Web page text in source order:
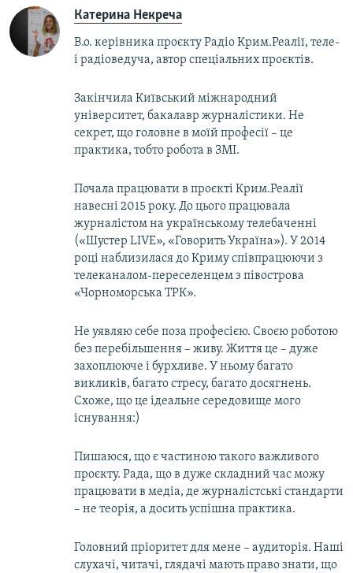
Катерина Некреча
В.о. керівника проєкту Радіо Крим.Реалії, теле-
і радіоведуча, автор спеціальних проєктів.
Закінчила Київський міжнародний
університет, бакалавр журналістики. Не
секрет, що головне в моїй професії – це
практика, тобто робота в ЗМІ.
Почала працювати в проєкті Крим.Реалії
навесні 2015 року. До цього працювала
журналістом на українському телебаченні
(«Шустер LIVE», «Говорить Україна»). У 2014
році наблизилася до Криму співпрацюючи з
телеканалом-переселенцем з півострова
«Чорноморська ТРК».
Не уявляю себе поза професією. Своєю роботою
без перебільшення – живу. Життя це – дуже
захоплююче і бурхливе. У ньому багато
викликів, багато стресу, багато досягнень.
Схоже, що це ідеальне середовище мого
існування:)
Пишаюся, що є частиною такого важливого
проєкту. Рада, що в дуже складний час можу
працювати в медіа, де журналістські стандарти
– не теорія, а досить успішна практика.
Головний пріоритет для мене – аудиторія. Наші
слухачі, читачі, глядачі мають право знати, що